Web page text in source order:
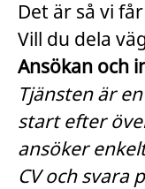
Det är så vi
Vill du dela
Ansökan och
Tjänsten är
start efter
ansöker
CV och svara